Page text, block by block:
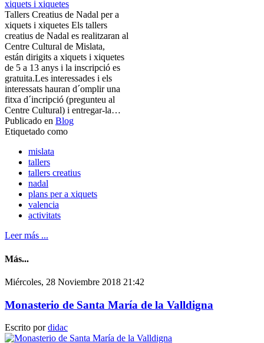
Tallers Creatius de Nadal per a
xiquets i xiquetes Els tallers
creatius de Nadal es realitzaran al
Centre Cultural de Mislata,
están dirigits a xiquets i xiquetes
de 5 a 13 anys i la inscripció es
gratuita.Les interessades i els
interessats hauran d´omplir una
fitxa d´incripció (pregunteu al
Centre Cultural) i entregar-la…
Publicado en Blog
Etiquetado como
mislata
tallers
tallers creatius
nadal
plans per a xiquets
valencia
activitats
Leer más ...
Más...
Miércoles, 28 Noviembre 2018 21:42
Monasterio de Santa María de la Valldigna
Escrito pordidac